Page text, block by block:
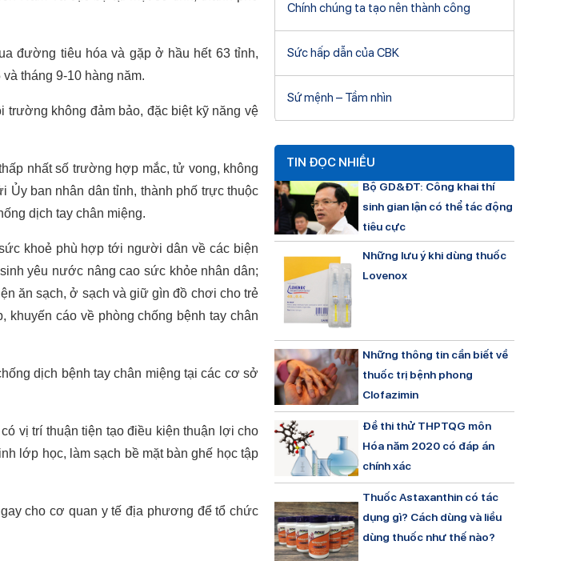
đường tiêu hóa và gặp ở hầu hết 63 tỉnh,
tháng 9-10 hàng năm.
trường không đảm bảo, đặc biệt kỹ năng vệ
nhất số trường hợp mắc, tử vong, không
Ủy ban nhân dân tỉnh, thành phố trực thuộc
dịch tay chân miệng.
khoẻ phù hợp tới người dân về các biện
yêu nước nâng cao sức khỏe nhân dân;
ăn sạch, ở sạch và giữ gìn đồ chơi cho trẻ
khuyến cáo về phòng chống bệnh tay chân
dịch bệnh tay chân miệng tại các cơ sở
vị trí thuận tiện tạo điều kiện thuận lợi cho
lớp học, làm sạch bề mặt bàn ghế học tập
cho cơ quan y tế địa phương để tổ chức
Chính chúng ta tạo nên thành công
Sức hấp dẫn của CBK
Sứ mệnh – Tầm nhìn
TIN ĐỌC NHIỀU
Bộ GD&ĐT: Công khai thí
sinh gian lận có thể tác động
tiêu cực
Những lưu ý khi dùng thuốc
Lovenox
Những thông tin cần biết về
thuốc trị bệnh phong
Clofazimin
Đề thi thử THPTQG môn
Hóa năm 2020 có đáp án
chính xác
Thuốc Astaxanthin có tác
dụng gì? Cách dùng và liều
dùng thuốc như thế nào?